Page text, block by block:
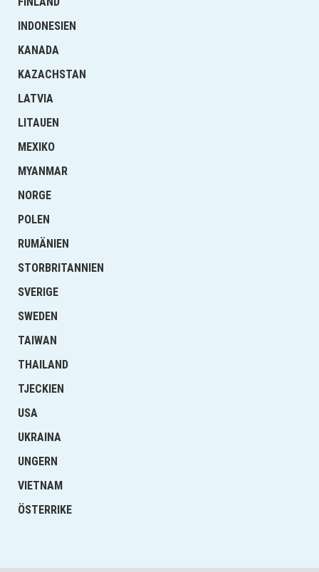
INDONESIEN
KANADA
KAZACHSTAN
LATVIA
LITAUEN
MEXIKO
MYANMAR
NORGE
POLEN
RUMÄNIEN
STORBRITANNIEN
SVERIGE
SWEDEN
TAIWAN
THAILAND
TJECKIEN
USA
UKRAINA
UNGERN
VIETNAM
ÖSTERRIKE